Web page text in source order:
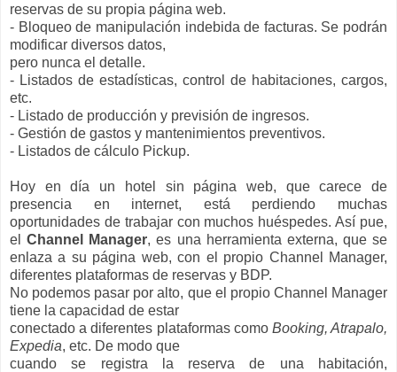
reservas de su propia página web.
- Bloqueo de manipulación indebida de facturas. Se podrán
modificar diversos datos,
pero nunca el detalle.
- Listados de estadísticas, control de habitaciones, cargos,
etc.
- Listado de producción y previsión de ingresos.
- Gestión de gastos y mantenimientos preventivos.
- Listados de cálculo Pickup.
Hoy en día un hotel sin página web, que carece de
presencia en internet, está perdiendo muchas
oportunidades de trabajar con muchos huéspedes. Así pue,
elChannel Manager, es una herramienta externa, que se
enlaza a su página web, con el propio Channel Manager,
diferentes plataformas de reservas y BDP.
No podemos pasar por alto, que el propio Channel Manager
tiene la capacidad de estar
conectado a diferentes plataformas como Booking, Atrapalo,
Expedia, etc. De modo que
cuando se registra la reserva de una habitación,